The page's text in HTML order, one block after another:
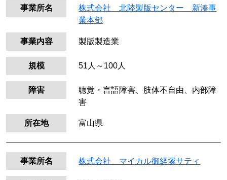
事業所名
株式会社 北陸製版センター 新湊事
業本部
事業内容 製版製造業
規模 51人～100人
障害
聴覚・言語障害、肢体不自由、内部障
害
所在地 富山県
事業所名 株式会社 マイカル御経塚サティ